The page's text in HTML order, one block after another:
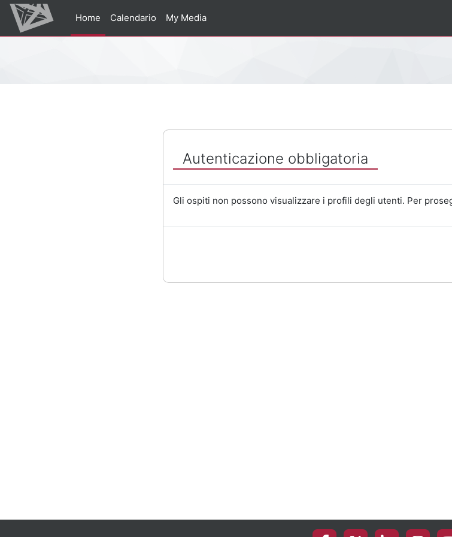
Vai al contenuto principale
Home
Calendario My Media
Autenticazione obbligatoria
Gli ospiti non possono visualizzare i profili degli utenti. Per